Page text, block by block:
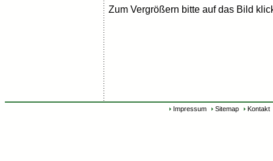
Zum Vergrößern bitte auf das Bild
Impressum Sitemap Kontakt